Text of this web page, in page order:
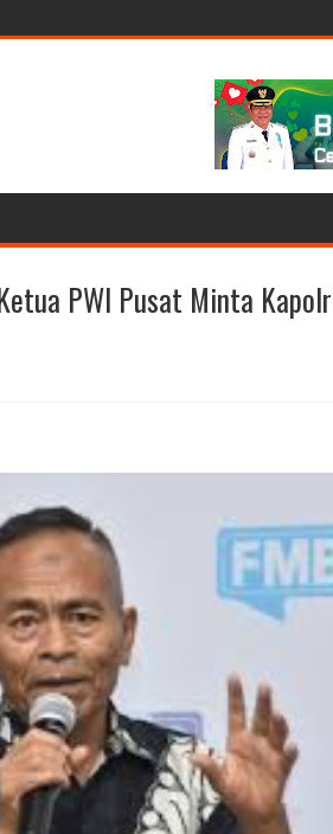
PWI Pusat Minta